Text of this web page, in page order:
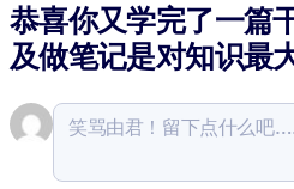
恭喜你又学完了一篇
及做笔记是对知识最